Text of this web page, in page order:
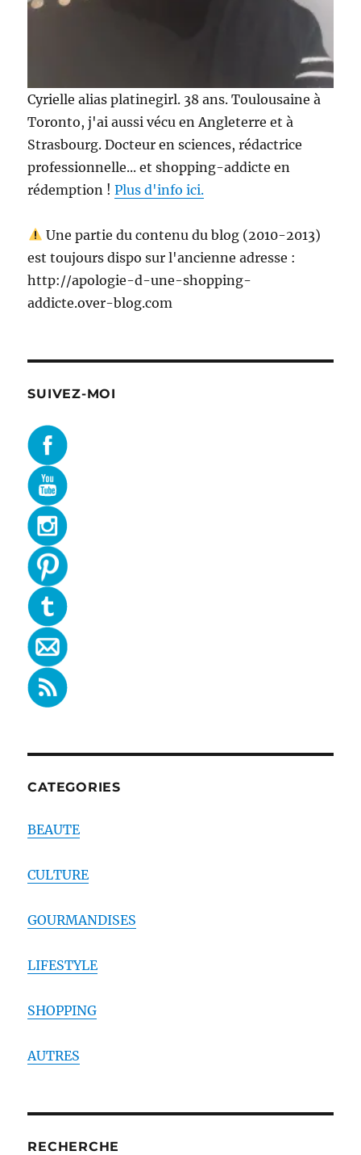
Cyrielle alias platinegirl. 38 ans. Toulousaine à
Toronto, j'ai aussi vécu en Angleterre et à
Strasbourg. Docteur en sciences, rédactrice
professionnelle... et shopping-addicte en
rédemption !Plus d'info ici.
Une partie du contenu du blog (2010-2013)
est toujours dispo sur l'ancienne adresse :
http://apologie-d-une-shopping-
addicte.over-blog.com
SUIVEZ-MOI
CATEGORIES
BEAUTE
CULTURE
GOURMANDISES
LIFESTYLE
SHOPPING
AUTRES
RECHERCHE